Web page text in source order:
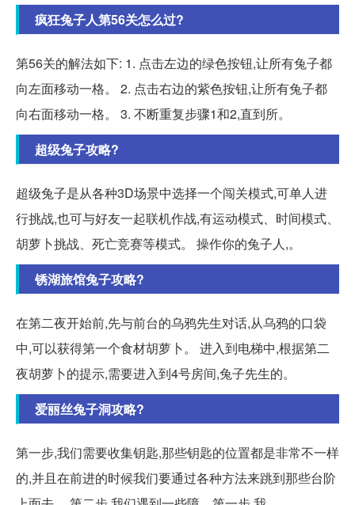
疯狂兔子人第56关怎么过?
第56关的解法如下: 1. 点击左边的绿色按钮,让所有兔子都
向左面移动一格。 2. 点击右边的紫色按钮,让所有兔子都
向右面移动一格。 3. 不断重复步骤1和2,直到所。
超级兔子攻略?
超级兔子是从各种3D场景中选择一个闯关模式,可单人进
行挑战,也可与好友一起联机作战,有运动模式、时间模式、
胡萝卜挑战、死亡竞赛等模式。 操作你的兔子人,。
锈湖旅馆兔子攻略?
在第二夜开始前,先与前台的乌鸦先生对话,从乌鸦的口袋
中,可以获得第一个食材胡萝卜。 进入到电梯中,根据第二
夜胡萝卜的提示,需要进入到4号房间,兔子先生的。
爱丽丝兔子洞攻略?
第一步,我们需要收集钥匙,那些钥匙的位置都是非常不一样
的,并且在前进的时候我们要通过各种方法来跳到那些台阶